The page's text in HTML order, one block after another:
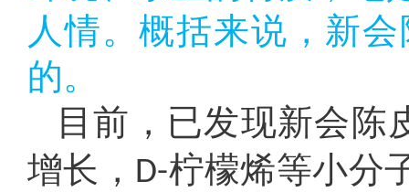
人情。概括来说，新
的。
目前，已发现新会陈
增长， D-柠檬烯等小分